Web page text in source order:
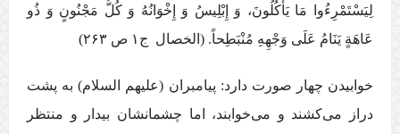
لِيَسْتَمْرِءُوا مَا يَأْكُلُونَ، وَ إِبْلِيسُ وَ إِخْوَانُهُ وَ كُلُّ مَجْنُونٍ وَ ذُو
عَاهَةٍ يَنَامُ عَلَی وَجْهِهِ مُنْبَطِحاً. (الخصال ج‏۱ ص ۲۶۳)
خوابيدن چهار صورت دارد: پيامبران (عليهم السلام) به پشت
دراز می‌كشند و می‌خوابند، اما چشمانشان بيدار و منتظر